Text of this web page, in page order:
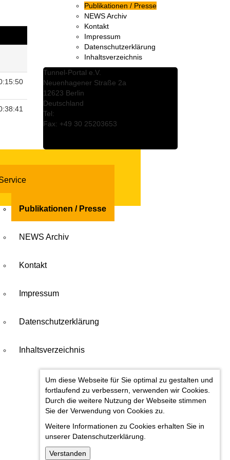
Publikationen / Presse
NEWS Archiv
Kontakt
Impressum
Datenschutzerklärung
Inhaltsverzeichnis
Tunnel-Portal e.V.
Neuenhagener Straße 2a
12623 Berlin
Deutschland
Tel:
Fax: +49 30 25203653
Publikationen / Presse
NEWS Archiv
Kontakt
Impressum
Datenschutzerklärung
Inhaltsverzeichnis
Um diese Webseite für Sie optimal zu gestalten und
fortlaufend zu verbessern, verwenden wir Cookies.
Durch die weitere Nutzung der Webseite stimmen
Sie der Verwendung von Cookies zu.
Weitere Informationen zu Cookies erhalten Sie in
unserer Datenschutzerklärung.
Verstanden